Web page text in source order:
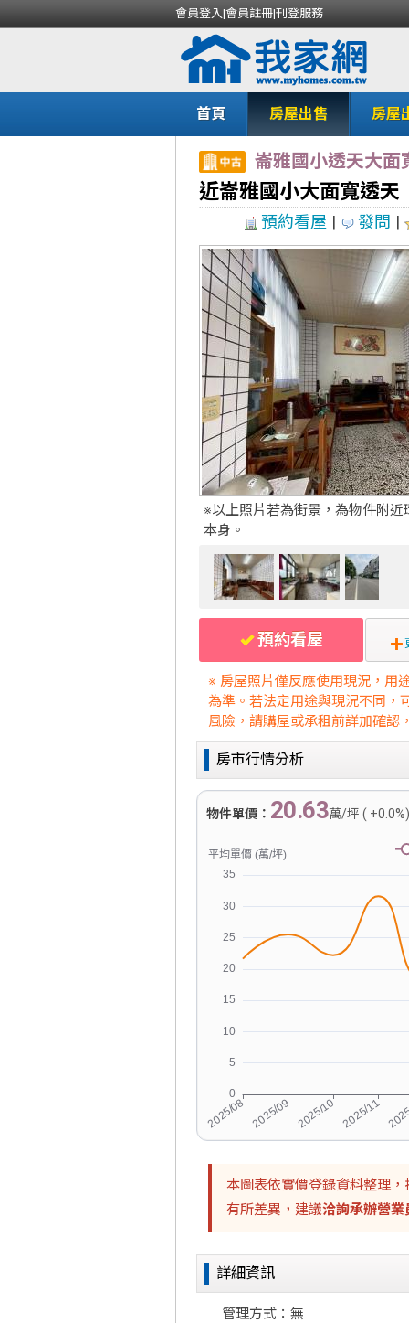
會員登入|會員註冊|刊登服務
首頁 房屋出售 房屋
崙雅國小透天大面
近崙雅國小大面寬透天
預約看屋 | 發問 |
※以上照片若為街景，為物件附近
本身。
預約看屋
※ 房屋照片僅反應使用現況，用
為準。若法定用途與現況不同，
風險，請購屋或承租前詳加確認
房市行情分析
物件單價： 20.63萬/坪 (
本圖表依實價登錄資料整理
有所差異，建議洽詢承辦營業
詳細資訊
管理方式：無